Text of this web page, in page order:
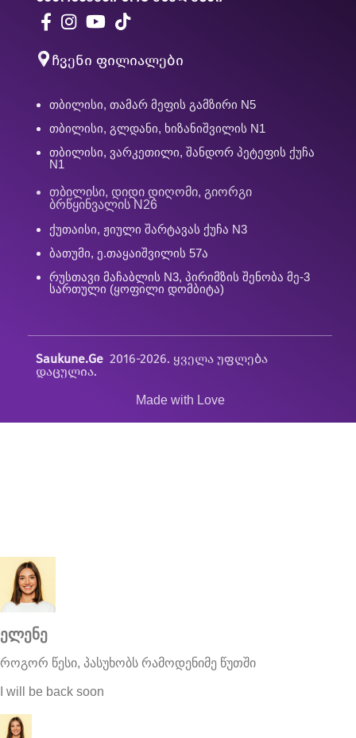
ჩვენი ფილიალები
თბილისი, თამარ მეფის გამზირი N5
თბილისი, გლდანი, ხიზანიშვილის N1
თბილისი, ვარკეთილი, შანდორ პეტეფის ქუჩა
N1
თბილისი, დიდი დიღომი, გიორგი
ბრწყინვალის N26
ქუთაისი, ჟიული შარტავას ქუჩა N3
ბათუმი, ე.თაყაიშვილის 57ა
რუსთავი მაჩაბლის N3, პირიმზის შენობა მე-3
სართული (ყოფილი დომბიტა)
Saukune.Ge 2016-2026. ყველა უფლება
დაცულია.
Made with Love
ელენე
როგორ წესი, პასუხობს რამოდენიმე წუთში
I will be back soon